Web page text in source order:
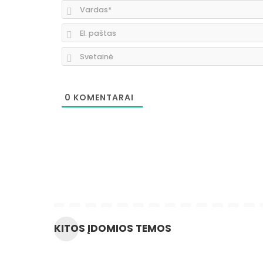
0 KOMENTARAI
KITOS ĮDOMIOS TEMOS